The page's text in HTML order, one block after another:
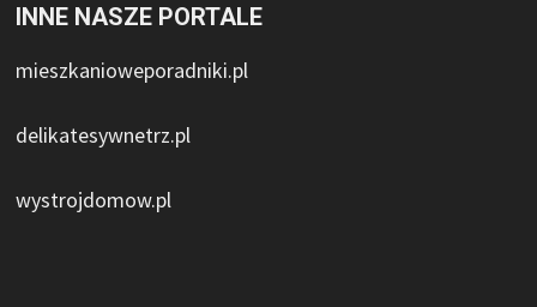
INNE NASZE PORTALE
mieszkanioweporadniki.pl
delikatesywnetrz.pl
wystrojdomow.pl